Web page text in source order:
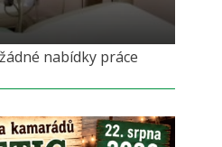
nabídky práce